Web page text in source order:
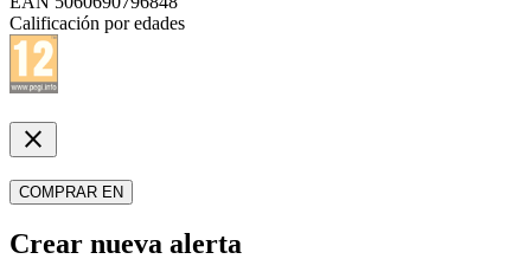
Calificación por edades
close
COMPRAR EN
Crear nueva alerta